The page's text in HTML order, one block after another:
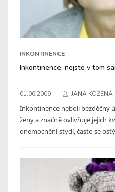
INKONTINENCE
Inkontinence, nejste v tom
01.06.2009 JANA KOŽENÁ
Inkontinence neboli bezděčný
ženy a značně ovlivňuje jejich
onemocnění stydí, často se